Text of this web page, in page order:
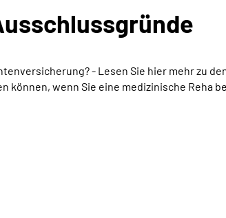
- Lesen Sie hier mehr zu
können, wenn Sie eine medizinische Reha